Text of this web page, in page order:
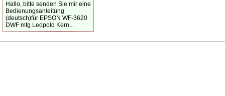
Hallo, bitte senden Sie mir eine
Bedienungsanleitung
(deutsch)für EPSON WF-3620
DWF mfg Leopold Kern...